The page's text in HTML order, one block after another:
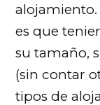
alojamiento.
es que
su tamaño,
(sin contar
tipos de